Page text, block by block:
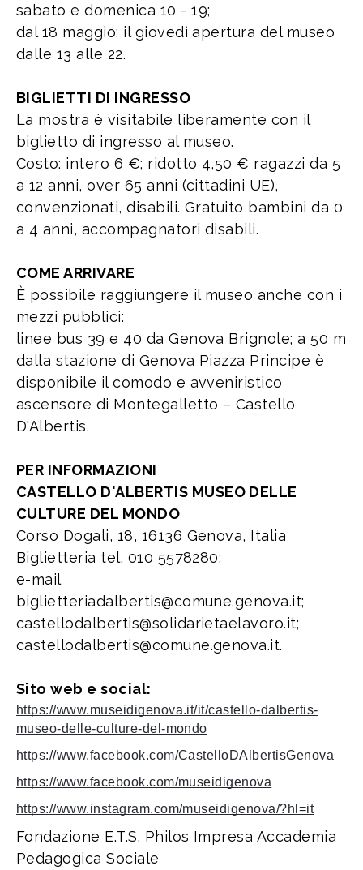
sabato e domenica 10 - 19;
dal 18 maggio: il giovedì apertura del museo
dalle 13 alle 22.
BIGLIETTI DI INGRESSO
La mostra è visitabile liberamente con il
biglietto di ingresso al museo.
Costo: intero 6 €; ridotto 4,50 € ragazzi da 5
a 12 anni, over 65 anni (cittadini UE),
convenzionati, disabili. Gratuito bambini da 0
a 4 anni, accompagnatori disabili.
COME ARRIVARE
È possibile raggiungere il museo anche con i
mezzi pubblici:
linee bus 39 e 40 da Genova Brignole; a 50 m
dalla stazione di Genova Piazza Principe è
disponibile il comodo e avveniristico
ascensore di Montegalletto – Castello
D'Albertis.
PER INFORMAZIONI
CASTELLO D'ALBERTIS MUSEO DELLE
CULTURE DEL MONDO
Corso Dogali, 18, 16136 Genova, Italia
Biglietteria tel. 010 5578280;
e-mail
biglietteriadalbertis@comune.genova.it;
castellodalbertis@solidarietaelavoro.it;
castellodalbertis@comune.genova.it.
Sito web e social:
https://www.museidigenova.it/it/castello-dalbertis-
museo-delle-culture-del-mondo
https://www.facebook.com/CastelloDAlbertisGenova
https://www.facebook.com/museidigenova
https://www.instagram.com/museidigenova/?hl=it
Fondazione E.T.S. Philos Impresa Accademia
Pedagogica Sociale